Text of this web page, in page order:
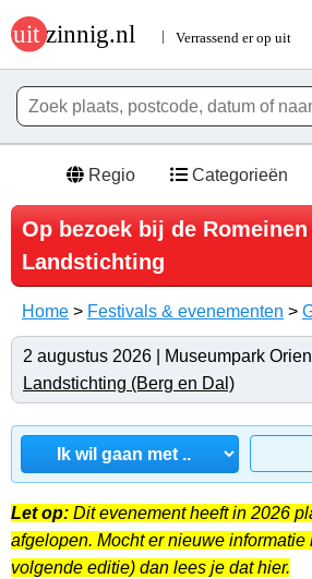
Regio Categorieën
Op bezoek bij de
Landstichting
Home > Festivals & evenementen >
2 augustus 2026 | Museumpark
Landstichting (Berg en Dal)
Let op: Dit evenement heeft in 2026
afgelopen. Mocht er nieuwe informatie
volgende editie) dan lees je dat hier.